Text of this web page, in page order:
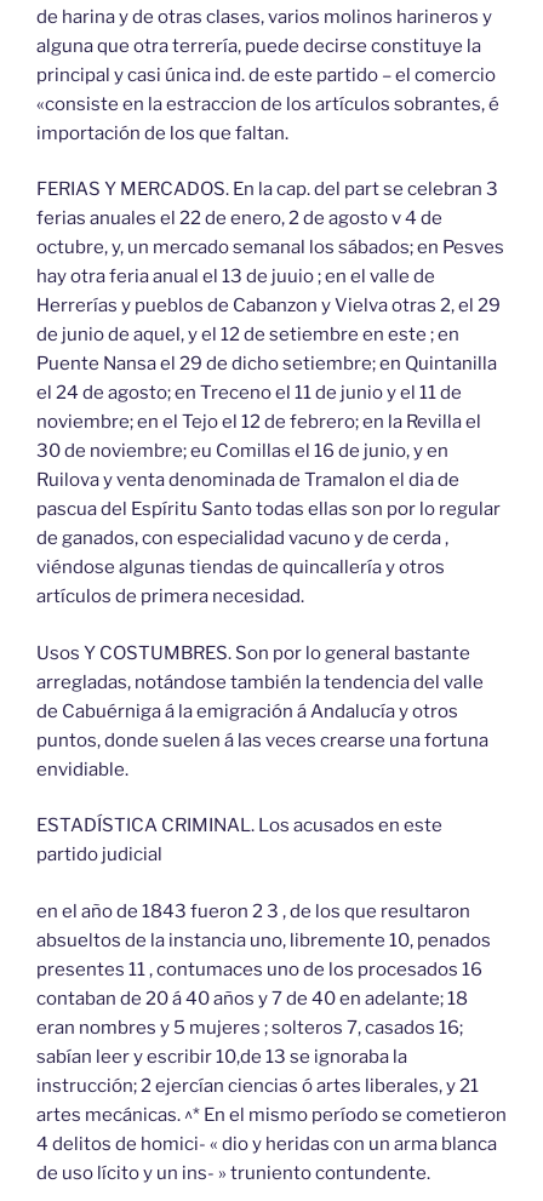
de harina y de otras clases, varios molinos harineros y
alguna que otra terrería, puede decirse constituye la
principal y casi única ind. de este partido – el comercio
«consiste en la estraccion de los artículos sobrantes, é
importación de los que faltan.
FERIAS Y MERCADOS. En la cap. del part se celebran 3
ferias anuales el 22 de enero, 2 de agosto v 4 de
octubre, y, un mercado semanal los sábados; en Pesves
hay otra feria anual el 13 de juuio ; en el valle de
Herrerías y pueblos de Cabanzon y Vielva otras 2, el 29
de junio de aquel, y el 12 de setiembre en este ; en
Puente Nansa el 29 de dicho setiembre; en Quintanilla
el 24 de agosto; en Treceno el 11 de junio y el 11 de
noviembre; en el Tejo el 12 de febrero; en la Revilla el
30 de noviembre; eu Comillas el 16 de junio, y en
Ruilova y venta denominada de Tramalon el dia de
pascua del Espíritu Santo todas ellas son por lo regular
de ganados, con especialidad vacuno y de cerda ,
viéndose algunas tiendas de quincallería y otros
artículos de primera necesidad.
Usos Y COSTUMBRES. Son por lo general bastante
arregladas, notándose también la tendencia del valle
de Cabuérniga á la emigración á Andalucía y otros
puntos, donde suelen á las veces crearse una fortuna
envidiable.
ESTADÍSTICA CRIMINAL. Los acusados en este
partido judicial
en el año de 1843 fueron 2 3 , de los que resultaron
absueltos de la instancia uno, libremente 10, penados
presentes 11 , contumaces uno de los procesados 16
contaban de 20 á 40 años y 7 de 40 en adelante; 18
eran nombres y 5 mujeres ; solteros 7, casados 16;
sabían leer y escribir 10,de 13 se ignoraba la
instrucción; 2 ejercían ciencias ó artes liberales, y 21
artes mecánicas. ^* En el mismo período se cometieron
4 delitos de homici- « dio y heridas con un arma blanca
de uso lícito y un ins- » truniento contundente.